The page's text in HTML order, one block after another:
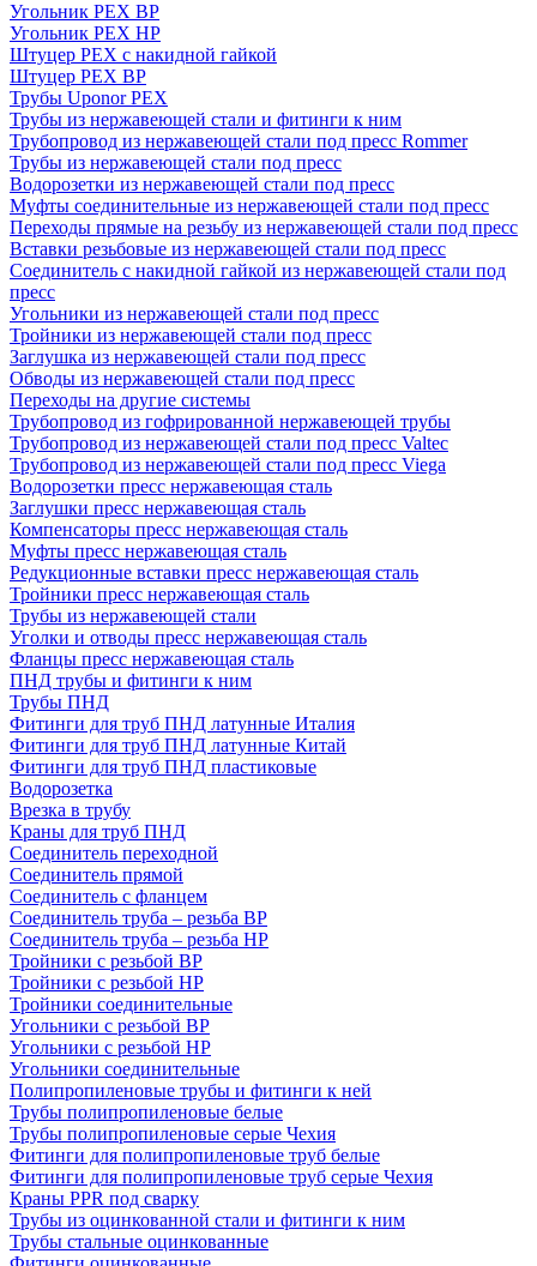
Угольник PEX ВР
Угольник PEX НР
Штуцер PEX c накидной гайкой
Штуцер PEX ВР
Трубы Uponor PEX
Трубы из нержавеющей стали и фитинги к ним
Трубопровод из нержавеющей стали под пресс Rommer
Трубы из нержавеющей стали под пресс
Водорозетки из нержавеющей стали под пресс
Муфты соединительные из нержавеющей стали под пресс
Переходы прямые на резьбу из нержавеющей стали под пресс
Вставки резьбовые из нержавеющей стали под пресс
Соединитель с накидной гайкой из нержавеющей стали под
пресс
Угольники из нержавеющей стали под пресс
Тройники из нержавеющей стали под пресс
Заглушка из нержавеющей стали под пресс
Обводы из нержавеющей стали под пресс
Переходы на другие системы
Трубопровод из гофрированной нержавеющей трубы
Трубопровод из нержавеющей стали под пресс Valtec
Трубопровод из нержавеющей стали под пресс Viega
Водорозетки пресс нержавеющая сталь
Заглушки пресс нержавеющая сталь
Компенсаторы пресс нержавеющая сталь
Муфты пресс нержавеющая сталь
Редукционные вставки пресс нержавеющая сталь
Тройники пресс нержавеющая сталь
Трубы из нержавеющей стали
Уголки и отводы пресс нержавеющая сталь
Фланцы пресс нержавеющая сталь
ПНД трубы и фитинги к ним
Трубы ПНД
Фитинги для труб ПНД латунные Италия
Фитинги для труб ПНД латунные Китай
Фитинги для труб ПНД пластиковые
Водорозетка
Врезка в трубу
Краны для труб ПНД
Соединитель переходной
Соединитель прямой
Соединитель с фланцем
Соединитель труба – резьба ВР
Соединитель труба – резьба НР
Тройники с резьбой ВР
Тройники с резьбой НР
Тройники соединительные
Угольники с резьбой ВР
Угольники с резьбой НР
Угольники соединительные
Полипропиленовые трубы и фитинги к ней
Трубы полипропиленовые белые
Трубы полипропиленовые серые Чехия
Фитинги для полипропиленовые труб белые
Фитинги для полипропиленовые труб серые Чехия
Краны PPR под сварку
Трубы из оцинкованной стали и фитинги к ним
Трубы стальные оцинкованные